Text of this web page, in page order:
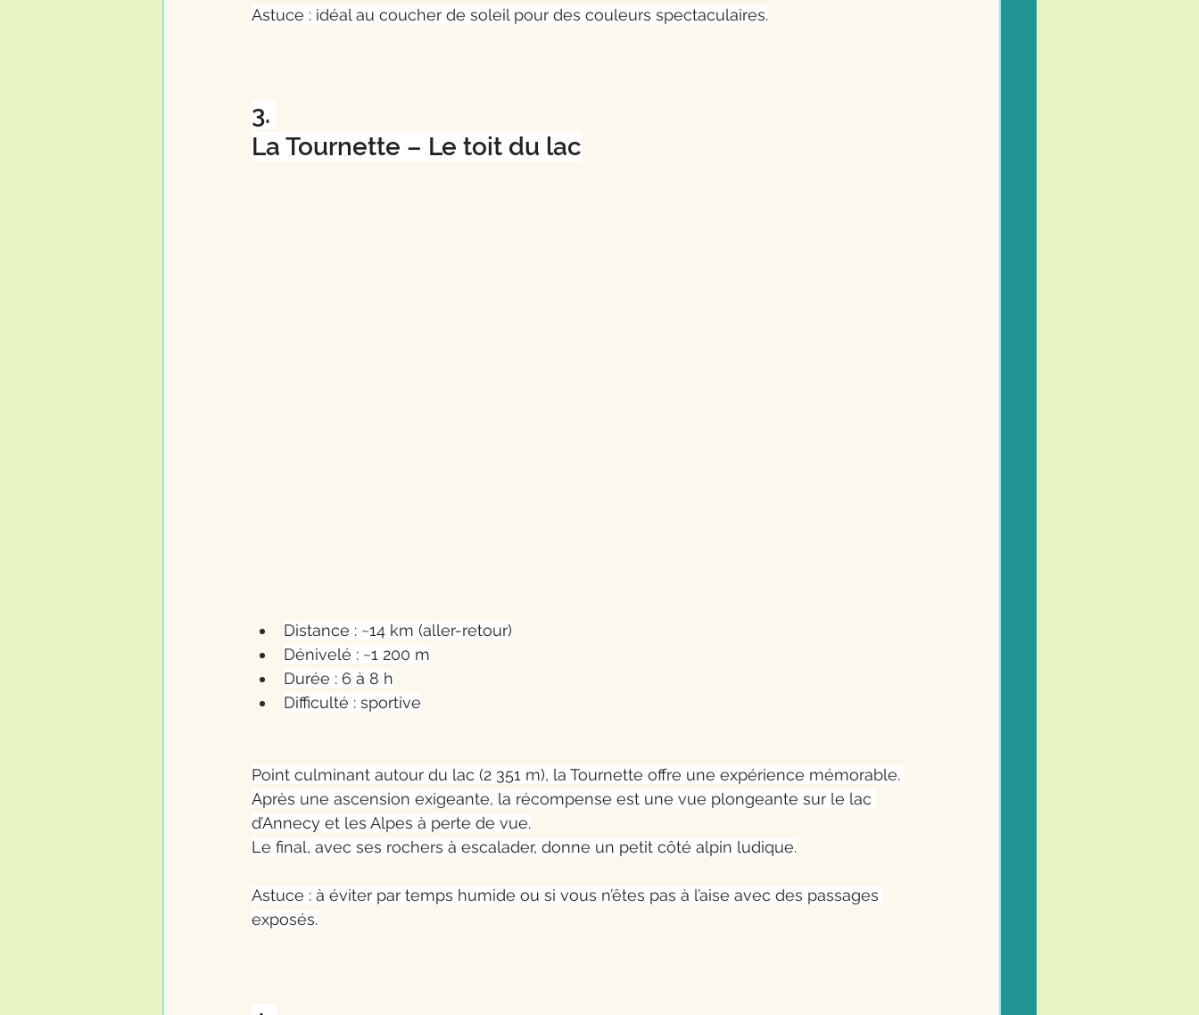
Astuce : idéal au coucher de soleil pour des couleurs spectaculaires.
3.
La Tournette – Le toit du lac
Distance : ~14 km (aller-retour)
Dénivelé : ~1 200 m
Durée : 6 à 8 h
Difficulté : sportive
Point culminant autour du lac (2 351 m), la Tournette offre une expérience mémorable.
Après une ascension exigeante, la récompense est une vue plongeante sur le lac
d’Annecy et les Alpes à perte de vue.
Le final, avec ses rochers à escalader, donne un petit côté alpin ludique.
Astuce : à éviter par temps humide ou si vous n’êtes pas à l’aise avec des passages
exposés.